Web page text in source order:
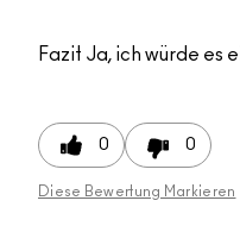
Fazit Ja, ich würde es
0 0
Diese Bewertung Markieren